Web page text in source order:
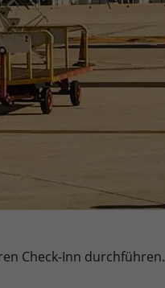
Check-Inn durchführen.